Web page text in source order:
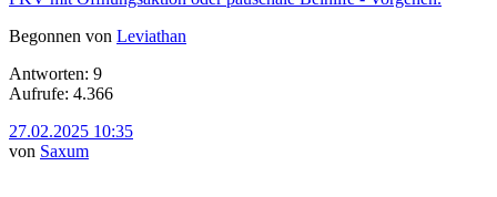
Begonnen von Leviathan
Antworten: 9
Aufrufe: 4.366
27.02.2025 10:35
von Saxum